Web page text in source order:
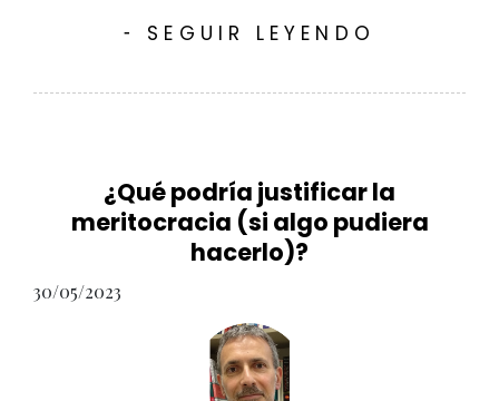
- SEGUIR LEYENDO
¿Qué podría justificar la
meritocracia (si algo pudiera
hacerlo)?
30/05/2023